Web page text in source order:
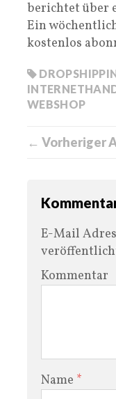
berichtet über
Ein
kostenlos
WEBSHOP
← Vorheriger
E-Mail
Kommentar
Name *